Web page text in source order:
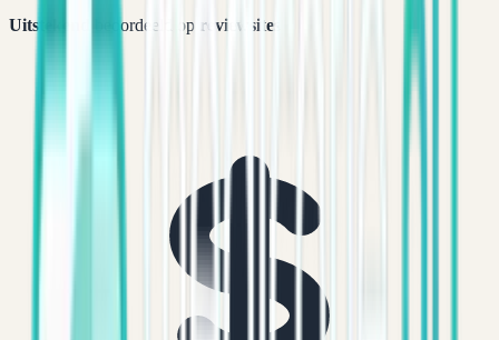
Uitstekend beoordeeld op reviewsites